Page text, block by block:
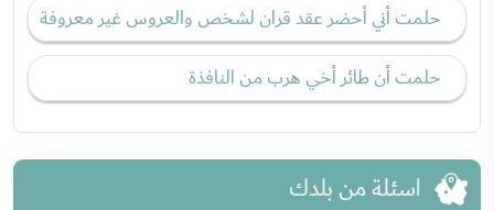
حلمت أني أحضر عقد قران لشخص والعروس غير معروفة
حلمت أن طائر أخي هرب من النافذة
اسئلة من بلدك